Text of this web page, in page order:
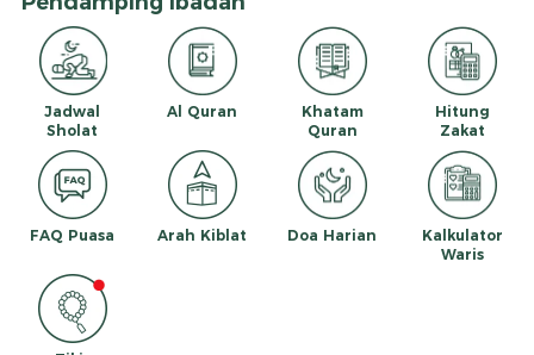
Jadwal
Sholat
Al Quran
Khatam
Quran
Hitung
Zakat
FAQ Puasa Arah Kiblat Doa Harian
Kalkulator
Waris